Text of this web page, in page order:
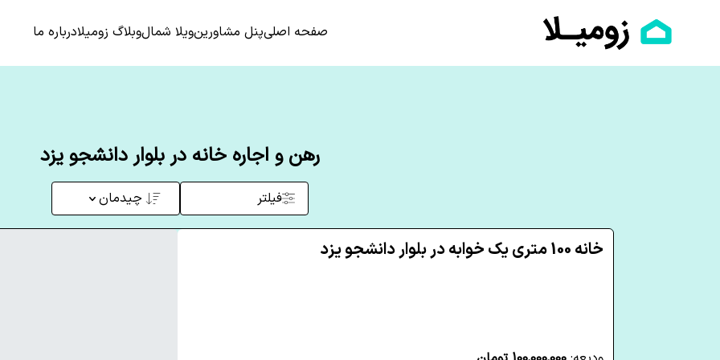
صفحه اصلیپنل مشاورینویلا شمالوبلاگ زومیلادرباره ما
رهن و اجاره خانه در بلوار دانشجو یزد
فیلتر چیدمان
خانه 100 متری یک خوابه در بلوار دانشجو یزد